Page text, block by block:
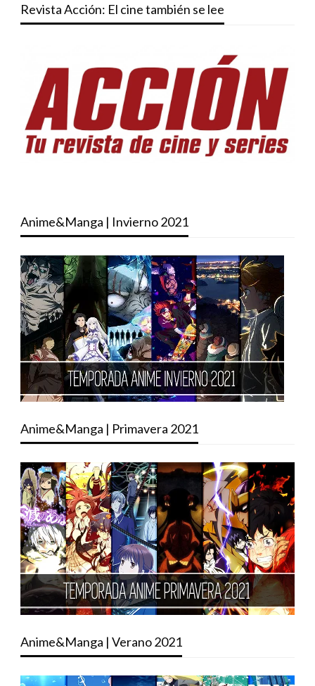
Revista Acción: El cine también se lee
Anime&Manga | Invierno 2021
Anime&Manga | Primavera 2021
Anime&Manga | Verano 2021